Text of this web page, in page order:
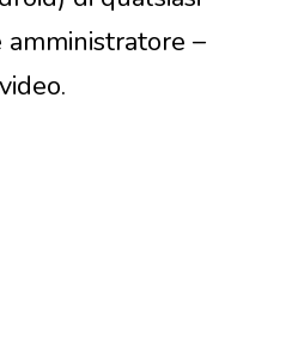
–